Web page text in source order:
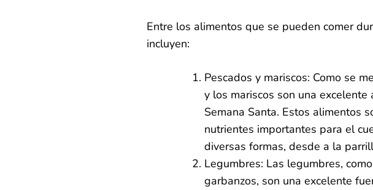
Entre los alimentos que se pueden comer
incluyen:
Pescados y mariscos: Como se
y los mariscos son una
Semana Santa. Estos alimentos
nutrientes importantes para el
diversas formas, desde a la
Legumbres: Las legumbres,
garbanzos, son una excelente